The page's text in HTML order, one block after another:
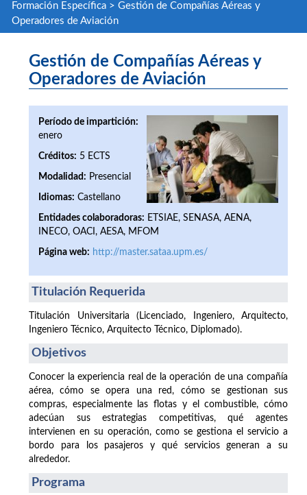
Formación Específica> Gestión de Compañías Aéreas y
Operadores de Aviación
Gestión de Compañías Aéreas y
Operadores de Aviación
Período de impartición:
enero
Créditos: 5 ECTS
Modalidad: Presencial
Idiomas: Castellano
Entidades colaboradoras: ETSIAE, SENASA, AENA,
INECO, OACI, AESA, MFOM
Página web: http://master.sataa.upm.es/
Titulación Requerida
Titulación Universitaria (Licenciado, Ingeniero, Arquitecto,
Ingeniero Técnico, Arquitecto Técnico, Diplomado).
Objetivos
Conocer la experiencia real de la operación de una compañía
aérea, cómo se opera una red, cómo se gestionan sus
compras, especialmente las flotas y el combustible, cómo
adecúan sus estrategias competitivas, qué agentes
intervienen en su operación, como se gestiona el servicio a
bordo para los pasajeros y qué servicios generan a su
alrededor.
Programa